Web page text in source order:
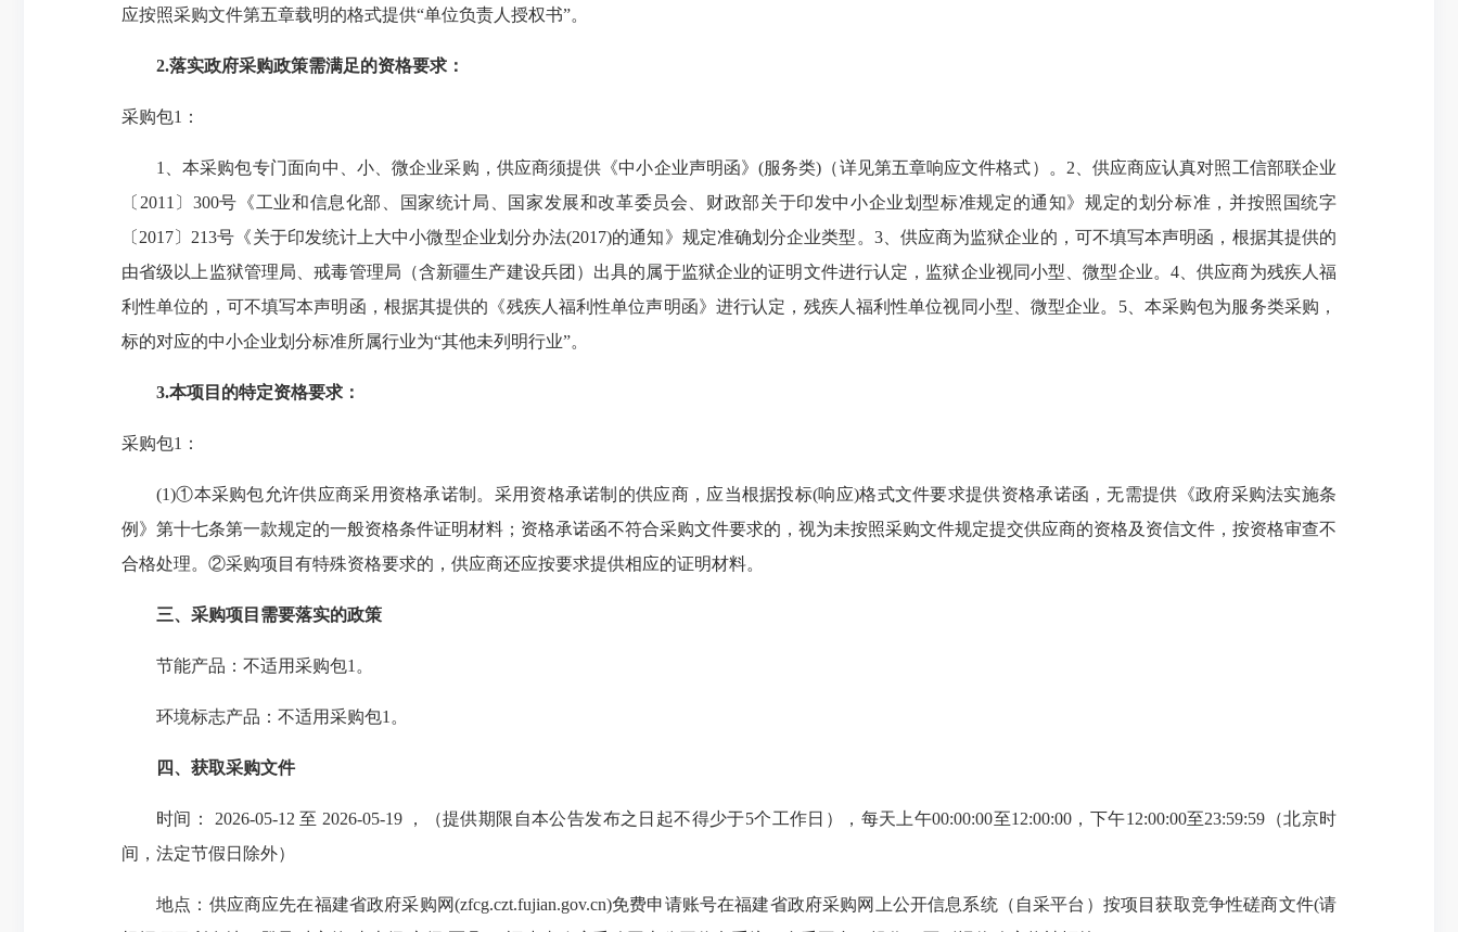
应按照采购文件第五章载明的格式提供“单位负责人授权书”。
2.落实政府采购政策需满足的资格要求：
采购包1：
1、本采购包专门面向中、小、微企业采购，供应商须提供《中小企业声明函》(服务类)（详见第五章响应文件格式）。2、供应商应认真对照工信部联企业
〔2011〕300号《工业和信息化部、国家统计局、国家发展和改革委员会、财政部关于印发中小企业划型标准规定的通知》规定的划分标准，并按照国统字
〔2017〕213号《关于印发统计上大中小微型企业划分办法(2017)的通知》规定准确划分企业类型。3、供应商为监狱企业的，可不填写本声明函，根据其提供的
由省级以上监狱管理局、戒毒管理局（含新疆生产建设兵团）出具的属于监狱企业的证明文件进行认定，监狱企业视同小型、微型企业。4、供应商为残疾人福
利性单位的，可不填写本声明函，根据其提供的《残疾人福利性单位声明函》进行认定，残疾人福利性单位视同小型、微型企业。5、本采购包为服务类采购，
标的对应的中小企业划分标准所属行业为“其他未列明行业”。
3.本项目的特定资格要求：
采购包1：
(1)①本采购包允许供应商采用资格承诺制。采用资格承诺制的供应商，应当根据投标(响应)格式文件要求提供资格承诺函，无需提供《政府采购法实施条
例》第十七条第一款规定的一般资格条件证明材料；资格承诺函不符合采购文件要求的，视为未按照采购文件规定提交供应商的资格及资信文件，按资格审查不
合格处理。②采购项目有特殊资格要求的，供应商还应按要求提供相应的证明材料。
三、采购项目需要落实的政策
节能产品：不适用采购包1。
环境标志产品：不适用采购包1。
四、获取采购文件
时间： 2026-05-12 至 2026-05-19 ，（提供期限自本公告发布之日起不得少于5个工作日），每天上午00:00:00至12:00:00，下午12:00:00至23:59:59（北京时
间，法定节假日除外）
地点：供应商应先在福建省政府采购网(zfcg.czt.fujian.gov.cn)免费申请账号在福建省政府采购网上公开信息系统（自采平台）按项目获取竞争性磋商文件(请